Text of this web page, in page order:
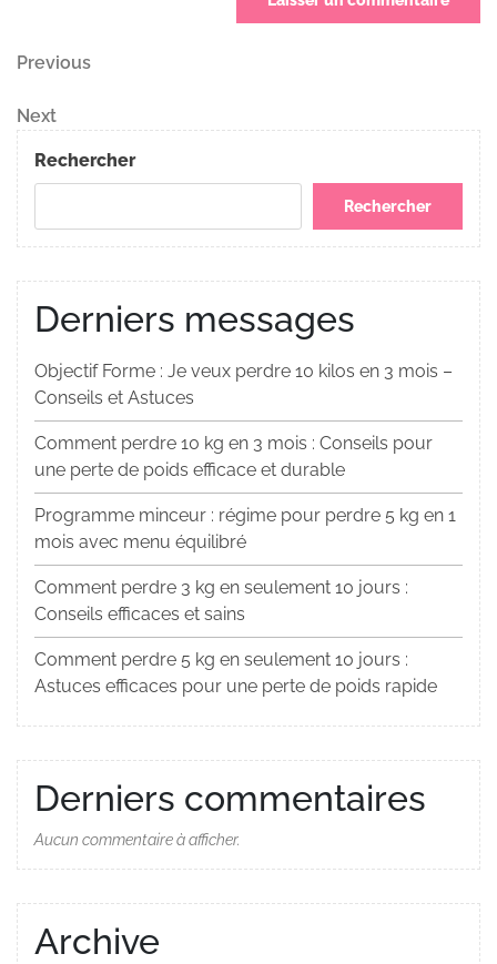
Navigation
de
l’article
Previous
Previous
Next
Post
Next
Rechercher
Rechercher
Derniers messages
Objectif Forme : Je veux perdre 10 kilos en 3 mois –
Conseils et Astuces
Comment perdre 10 kg en 3 mois : Conseils pour
une perte de poids efficace et durable
Programme minceur : régime pour perdre 5 kg en 1
mois avec menu équilibré
Comment perdre 3 kg en seulement 10 jours :
Conseils efficaces et sains
Comment perdre 5 kg en seulement 10 jours :
Astuces efficaces pour une perte de poids rapide
Derniers commentaires
Aucun commentaire à afficher.
Archive